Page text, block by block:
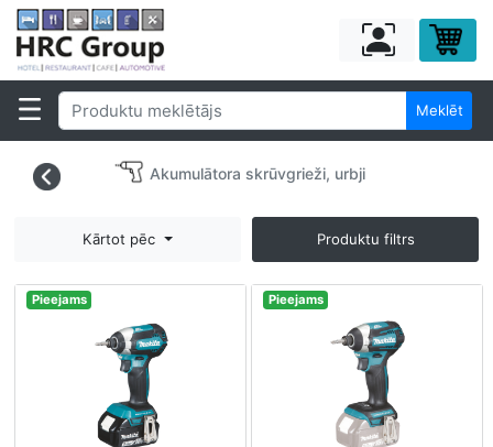
Meklēt
Akumulātora skrūvgrieži, urbji
Kārtot pēc Produktu filtrs
Pieejams Pieejams